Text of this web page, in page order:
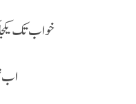
خواب تک
اب